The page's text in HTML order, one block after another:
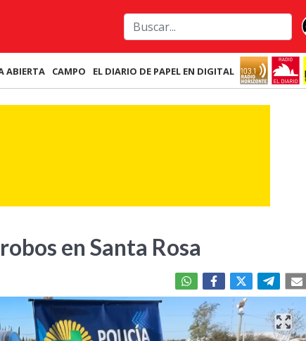
ABIERTA CAMPO EL DIARIO DE PAPEL EN DIGITAL
en Santa Rosa